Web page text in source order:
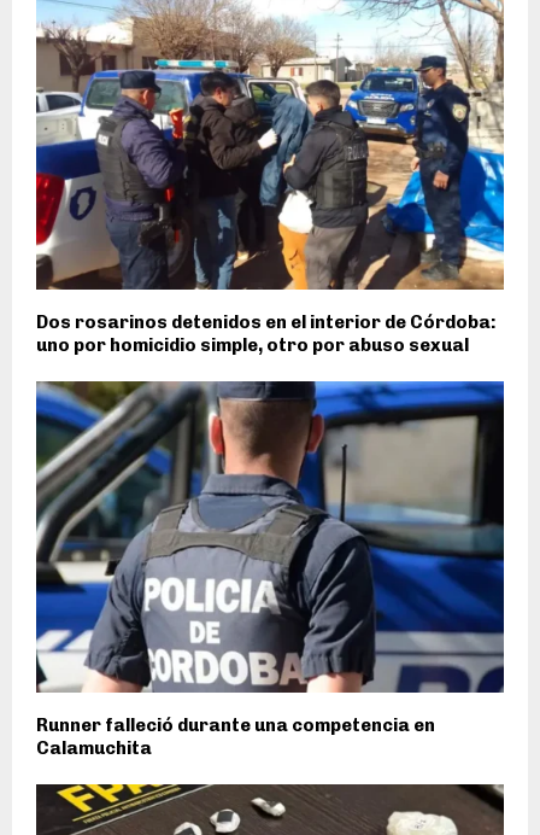
Dos rosarinos detenidos en el interior de Córdoba:
uno por homicidio simple, otro por abuso sexual
Runner falleció durante una competencia en
Calamuchita